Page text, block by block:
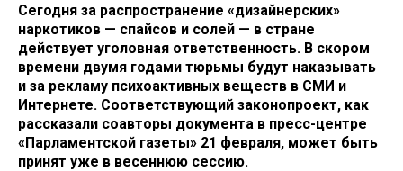
Сегодня за распространение «дизайнерских»
наркотиков — спайсов и солей — в стране
действует уголовная ответственность. В скором
времени двумя годами тюрьмы будут наказывать
и за рекламу психоактивных веществ в СМИ и
Интернете. Соответствующий законопроект, как
рассказали соавторы документа в пресс-центре
«Парламентской газеты» 21 февраля, может быть
принят уже в весеннюю сессию.